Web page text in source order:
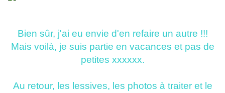
Bien sûr, j'ai eu envie d'en refaire un autre !!!
Mais voilà, je suis partie en vacances et pas de
petites xxxxxx.
Au retour, les lessives, les photos à traiter et le